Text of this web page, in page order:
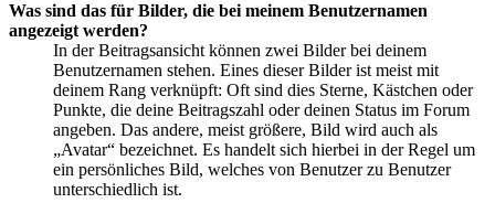
Was sind das für Bilder, die bei meinem Benutzernamen
angezeigt werden?
In der Beitragsansicht können zwei Bilder bei deinem
Benutzernamen stehen. Eines dieser Bilder ist meist mit
deinem Rang verknüpft: Oft sind dies Sterne, Kästchen oder
Punkte, die deine Beitragszahl oder deinen Status im Forum
angeben. Das andere, meist größere, Bild wird auch als
„Avatar“ bezeichnet. Es handelt sich hierbei in der Regel um
ein persönliches Bild, welches von Benutzer zu Benutzer
unterschiedlich ist.